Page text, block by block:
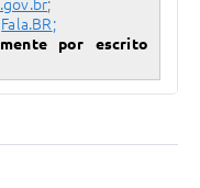
;
Fala.BR;
por escrito